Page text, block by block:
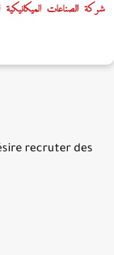
recruter des: